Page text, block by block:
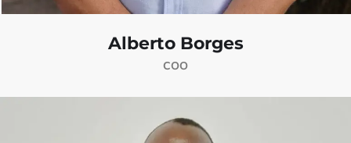
Alberto Borges
COO